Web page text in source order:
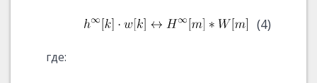
(4)
где: